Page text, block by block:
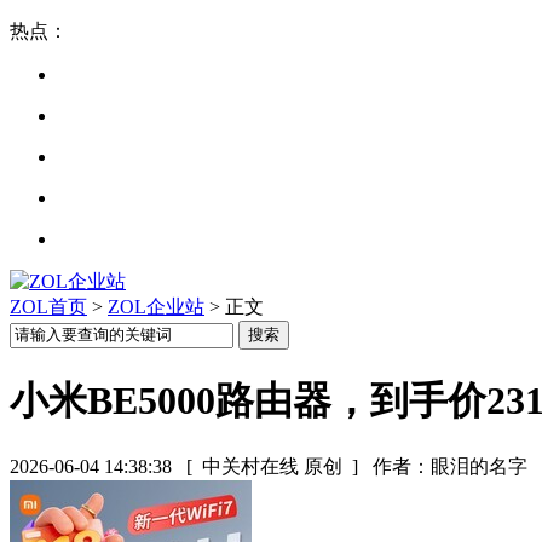
热点：
ZOL首页 > ZOL企业站 > 正文
小米BE5000路由器，到手价
2026-06-04 14:38:38 [ 中关村在线 原创 ] 作者：眼泪的名字